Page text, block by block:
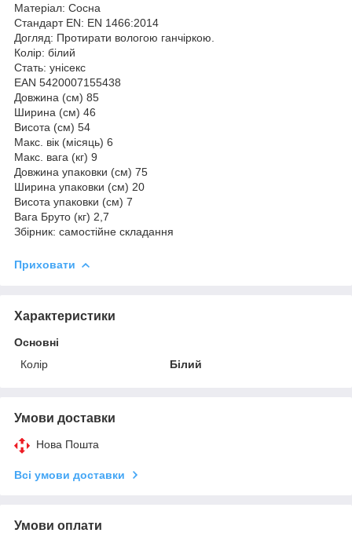
Матеріал: Сосна
Стандарт EN: EN 1466:2014
Догляд: Протирати вологою ганчіркою.
Колір: білий
Стать: унісекс
EAN 5420007155438
Довжина (см) 85
Ширина (см) 46
Висота (см) 54
Макс. вік (місяць) 6
Макс. вага (кг) 9
Довжина упаковки (см) 75
Ширина упаковки (см) 20
Висота упаковки (см) 7
Вага Бруто (кг) 2,7
Збірник: самостійне складання
Приховати
Характеристики
Основні
Колір
Білий
Умови доставки
Нова Пошта
Всі умови доставки
Умови оплати